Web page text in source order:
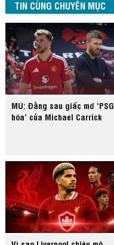
TIN CÙNG CHUYÊN MỤC
MU: Đằng sau giấc mơ ‘PSG
hóa’ của Michael Carrick